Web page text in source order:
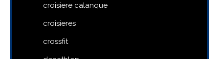
croisiere calanque
croisieres
crossfit